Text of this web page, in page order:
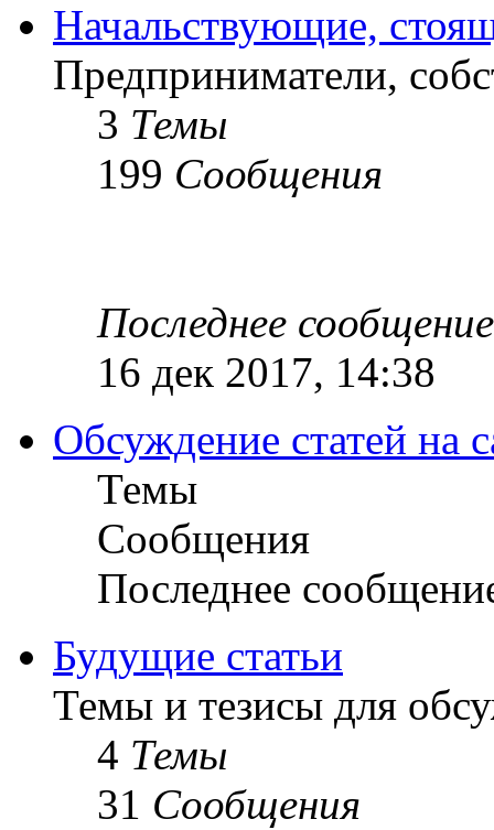
Начальствующие,
Предприниматели,
3 Темы
199 Сообщения
Последнее сообщение
16 дек 2017, 14:38
Обсуждение статей на
Темы
Сообщения
Последнее
Будущие статьи
Темы и тезисы для
4 Темы
31 Сообщения